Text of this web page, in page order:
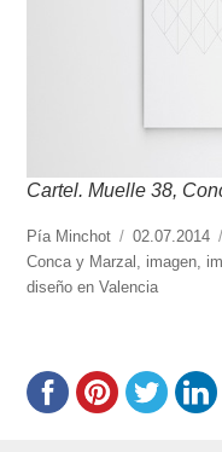
Cartel. Muelle 38,
https://
Pía Minchot
Publicado
el
02.07.2014
Conca y Marzal
imagen
diseño en Valencia